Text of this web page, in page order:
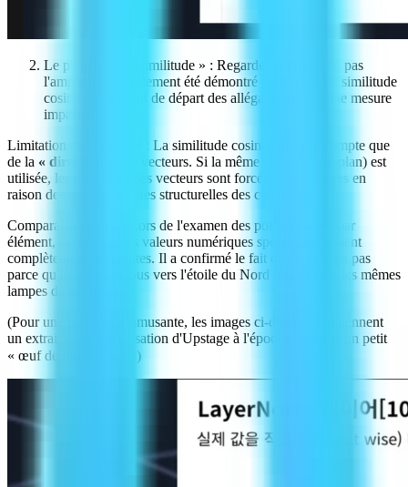
Le piège de la « similitude » : Regarder la direction, pas
l'ampleur Il a également été démontré pourquoi la « similitude
cosinus », le point de départ des allégations, était une mesure
imparfaite.
Limitation de la mesure : La similitude cosinus ne tient compte que
de la « direction »
des vecteurs. Si la même architecture (plan) est
utilisée, les directions des vecteurs sont forcément similaires en
raison des caractéristiques structurelles des couches.
Comparaison réelle : Lors de l'examen des poids élément par
élément, l'échelle et les valeurs numériques spécifiques étaient
complètement différentes. Il a confirmé le fait que « ce n'est pas
parce qu'ils pointent tous vers l'étoile du Nord que ce sont les mêmes
lampes de poche ».
(Pour une petite note amusante, les images ci-dessous contiennent
un extrait de la conversation d'Upstage à l'époque, comme un petit
« œuf de Pâques ». 😅)